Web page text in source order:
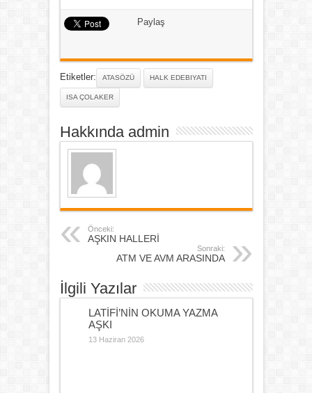
Paylaş
Etiketler: ATASÖZÜ HALK EDEBIYATI
ISA ÇOLAKER
Hakkında admin
Önceki:
AŞKIN HALLERİ
Sonraki:
ATM VE AVM ARASINDA
İlgili Yazılar
LATİFİ’NİN OKUMA YAZMA
AŞKI
13 Haziran 2026